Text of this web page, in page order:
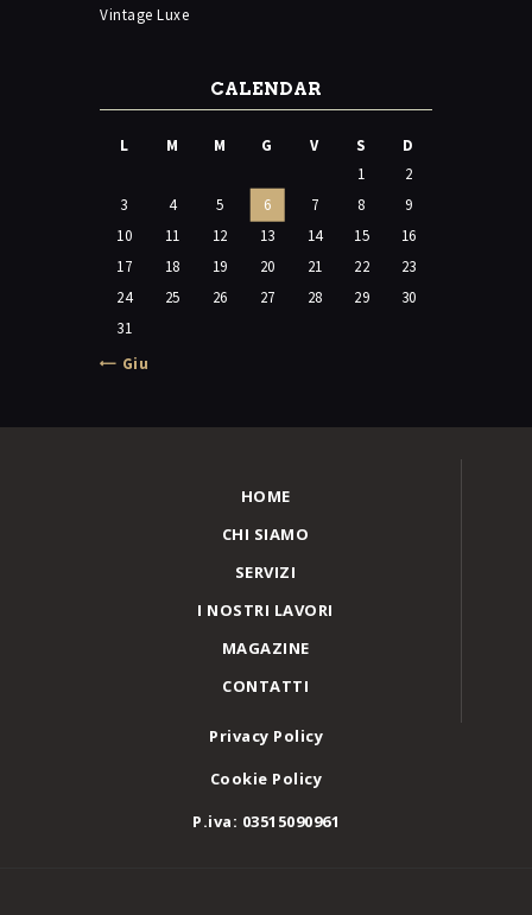
Vintage Luxe
CALENDAR
L M M G V S
D
1
2
3
4 5 6 7 8
9
10
11 12 13 14 15
16
17
18 19 20 21 22
23
24
25 26 27 28 29
30
31
« Giu
HOME
CHI SIAMO
SERVIZI
I NOSTRI LAVORI
MAGAZINE
CONTATTI
Privacy Policy
Cookie Policy
P.iva: 03515090961